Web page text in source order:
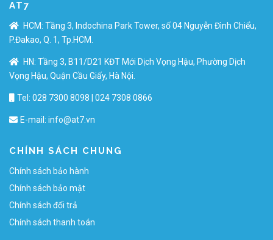
AT7
HCM: Tầng 3, Indochina Park Tower, số 04 Nguyễn Đình Chiểu,
P.Đakao, Q. 1, Tp.HCM.
HN: Tầng 3, B11/D21 KĐT Mới Dịch Vọng Hậu, Phường Dịch
Vọng Hậu, Quận Cầu Giấy, Hà Nội.
Tel: 028 7300 8098 | 024 7308 0866
E-mail: info@at7.vn
CHÍNH SÁCH CHUNG
Chính sách bảo hành
Chính sách bảo mật
Chính sách đổi trả
Chính sách thanh toán